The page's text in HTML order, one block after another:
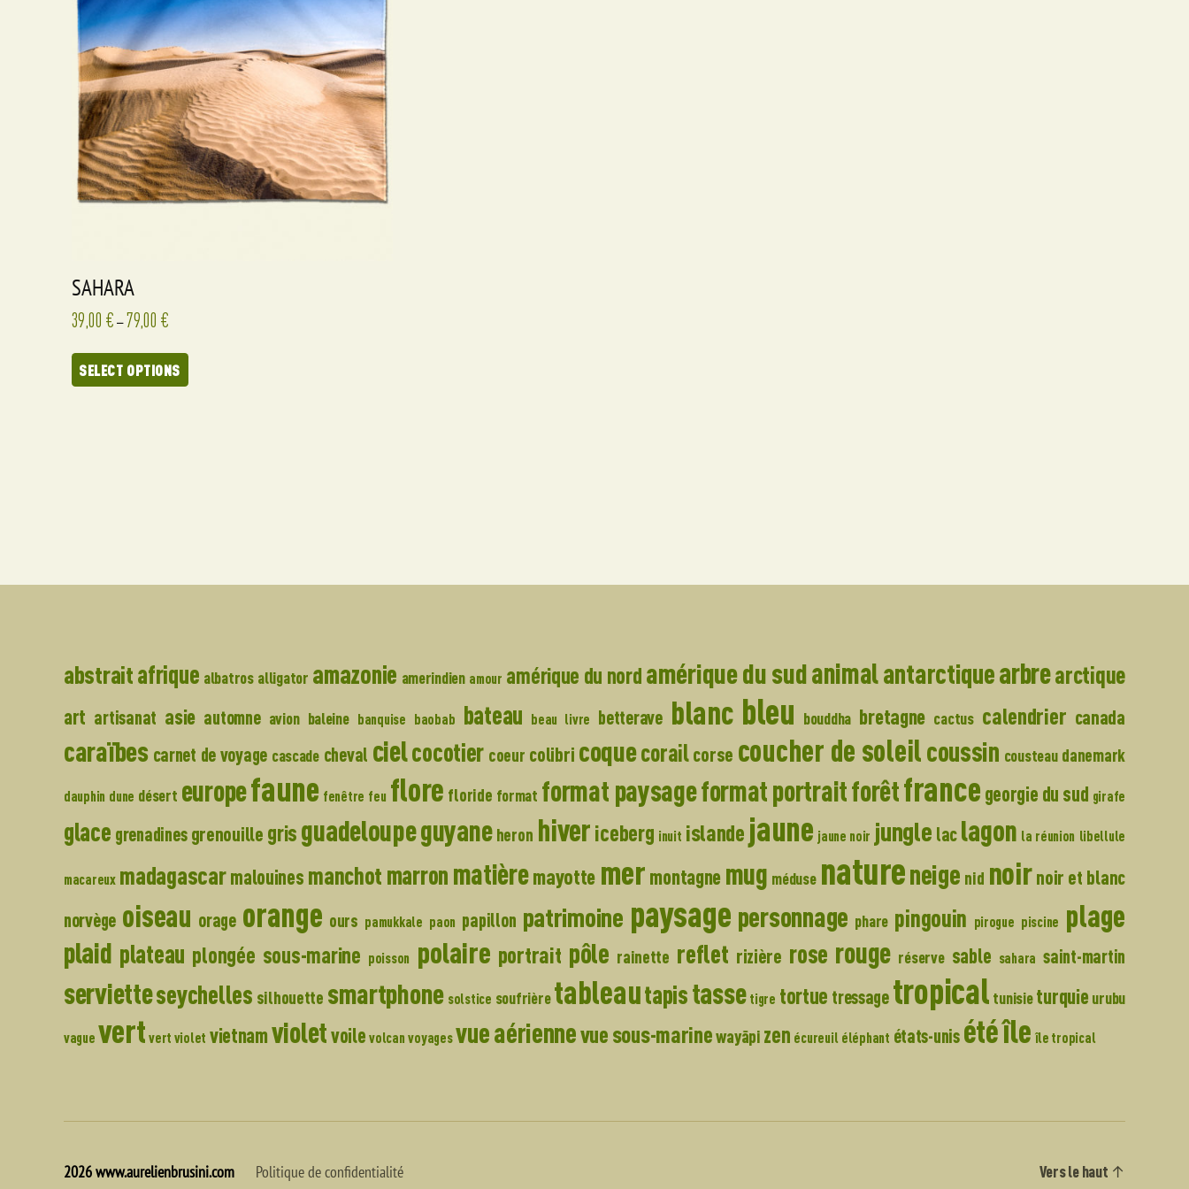
SAHARA
39,00 € –79,00 €
SELECT OPTIONS
abstraitafrique albatros alligator amazonie amerindien amour amérique du nord amérique du sudanimalantarctiquearbrearctique
art artisanat asie automne avion baleine banquise baobab bateau beau livre betterave blanc bleu bouddha bretagne cactus calendrier canada
caraïbes carnet de voyage cascade cheval cielcocotier coeur colibri coquecorailcorse coucher de soleilcoussin cousteau danemark
dauphin dune désert europefaune fenêtre feu flore floride format format paysageformat portraitforêtfrance georgie du sud girafe
glace grenadines grenouille gris guadeloupeguyane heron hiver iceberg inuit islande jaune jaune noir jungle lac lagon la réunion libellule
macareux madagascarmalouines manchot marron matièremayotte mer montagne mug méduse natureneige nid noirnoir et blanc
norvège oiseau orage orange ours pamukkale paon papillon patrimoine paysage personnage phare pingouin pirogue piscine plage
plaid plateau plongée sous-marine poisson polaire portrait pôle rainette reflet rizière rose rouge réserve sable sahara saint-martin
servietteseychelles silhouette smartphone solstice soufrière tableautapistasse tigre tortue tressage tropical tunisieturquie urubu
vague vert vert violet vietnamvioletvoile volcan voyages vue aériennevue sous-marinewayãpi zen écureuil éléphant états-unis étéîle île tropical
2026www.aurelienbrusini.com Politique de confidentialité Vers le haut ↑